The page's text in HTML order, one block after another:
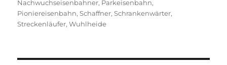
Nachwuchseisenbahner, Parkeisenbahn,
Pioniereisenbahn,Schaffner,Schrankenwärter,
Streckenläufer,Wuhlheide